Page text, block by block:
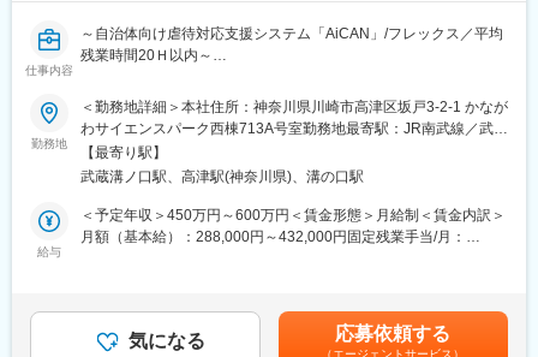
■働き方：
年間休日125日、土日祝日休み！
支援員：4名～6名
障害のある方の「就職実現」だけではなく、就職後に安定的に働
き続けること、能力発揮できること、そして企業理念でもある
「自分らしくワクワクした人生を」をすべての利用者様が実現で
きることを目指し、一人ひとりに合わせた支援を行っています。
◎障害・症状別のコース運営（発達障害、統合失調症、うつ症
状、聴覚障害、難病）やIT・Webスキル習得を目指す事業所など
それぞれの経験を生かして支援
仕事内容
～自治体向け虐待対応支援システム「AiCAN」/フレックス／平均
残業時間20Ｈ以内～
■業務内容
自社プロダクト「AiCAN」に蓄積されるデータを活用し、プロダ
クト改善や経営意思決定、カスタマーサクセス（CS）チームの活
動支援、および顧客への価値提供に向けたデータ処理・集計・可
視化・分析業務を幅広く担当していただきます。
また、他システムやアプリから「AiCAN」アプリにデータを移行
・データ移行のプロジェクト管理（部門間の連携を含む）
・データ移行のための情報整理（データマッピング設計、および
勤務地
＜勤務地詳細＞本社住所：神奈川県川崎市高津区坂戸3-2-1 かなが
わサイエンスパーク西棟713A号室勤務地最寄駅：JR南武線／武蔵
溝ノ口駅受動喫煙対策：屋内全面禁煙変更の範囲：会社の定める
事業所
【最寄り駅】
武蔵溝ノ口駅、高津駅(神奈川県)、溝の口駅
給与
＜予定年収＞450万円～600万円＜賃金形態＞月給制＜賃金内訳＞
月額（基本給）：288,000円～432,000円固定残業手当/月：
はあくまでも目安の金額であり、選考を通じて上下する場合がご
ざいます。賃金はあくまでも目安の金額であり、選考を通じて上
気になる 応募依頼する
（エージェントサービス）